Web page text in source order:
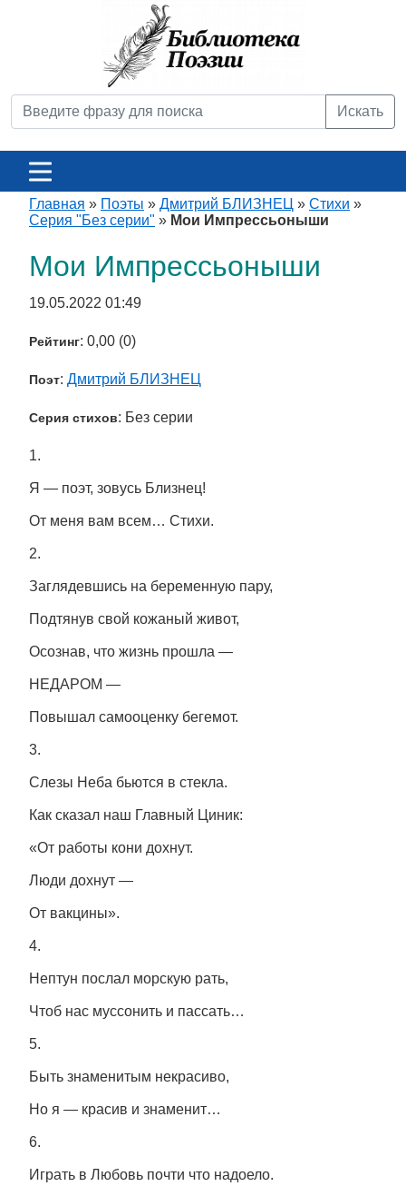
Искать
Главная » Поэты » Дмитрий БЛИЗНЕЦ » Стихи »
Серия "Без серии" » Мои Импрессьоныши
Мои Импрессьоныши
19.05.2022 01:49
Рейтинг: 0,00 (0)
Поэт: Дмитрий БЛИЗНЕЦ
Серия стихов: Без серии
1.
Я — поэт, зовусь Близнец!
От меня вам всем… Стихи.
2.
Заглядевшись на беременную пару,
Подтянув свой кожаный живот,
Осознав, что жизнь прошла —
НЕДАРОМ —
Повышал самооценку бегемот.
3.
Слезы Неба бьются в стекла.
Как сказал наш Главный Циник:
«От работы кони дохнут.
Люди дохнут —
От вакцины».
4.
Нептун послал морскую рать,
Чтоб нас муссонить и пассать…
5.
Быть знаменитым некрасиво,
Но я — красив и знаменит…
6.
Играть в Любовь почти что надоело.